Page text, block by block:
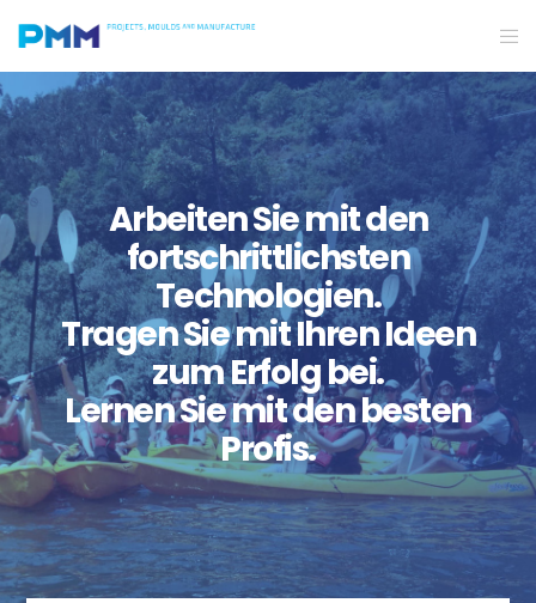
Arbeiten Sie mit den
fortschrittlichsten
Technologien.
Tragen Sie mit Ihren Ideen
zum Erfolg bei.
Lernen Sie mit den besten
Profis.